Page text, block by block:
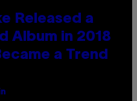
Released a
Album in 2018
a Trend